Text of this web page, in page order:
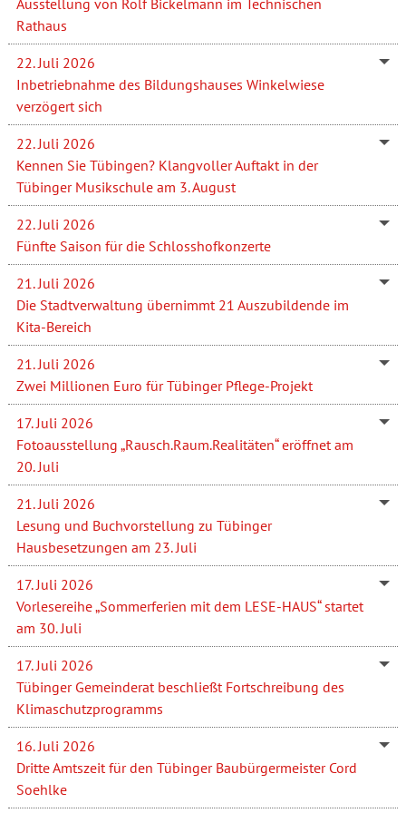
Rathaus
22. Juli 2026
Inbetriebnahme des Bildungshauses Winkelwiese
verzögert sich
22. Juli 2026
Kennen Sie Tübingen? Klangvoller Auftakt in der
Tübinger Musikschule am 3. August
22. Juli 2026
Fünfte Saison für die Schlosshofkonzerte
21. Juli 2026
Die Stadtverwaltung übernimmt 21 Auszubildende im
Kita-Bereich
21. Juli 2026
Zwei Millionen Euro für Tübinger Pflege-Projekt
17. Juli 2026
Fotoausstellung „Rausch.Raum.Realitäten“ eröffnet am
20. Juli
21. Juli 2026
Lesung und Buchvorstellung zu Tübinger
Hausbesetzungen am 23. Juli
17. Juli 2026
Vorlesereihe „Sommerferien mit dem LESE-HAUS“ startet
am 30. Juli
17. Juli 2026
Tübinger Gemeinderat beschließt Fortschreibung des
Klimaschutzprogramms
16. Juli 2026
Dritte Amtszeit für den Tübinger Baubürgermeister Cord
Soehlke